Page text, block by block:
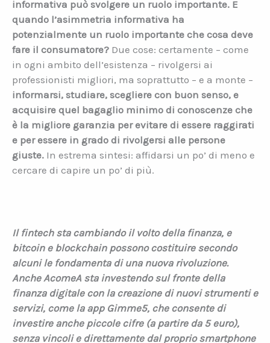
informativa può svolgere un ruolo importante. E
quando l’asimmetria informativa ha
potenzialmente un ruolo importante che cosa deve
fare il consumatore? Due cose: certamente – come
in ogni ambito dell’esistenza – rivolgersi ai
professionisti migliori, ma soprattutto – e a monte –
informarsi, studiare, scegliere con buon senso, e
acquisire quel bagaglio minimo di conoscenze che
è la migliore garanzia per evitare di essere raggirati
e per essere in grado di rivolgersi alle persone
giuste. In estrema sintesi: affidarsi un po’ di meno e
cercare di capire un po’ di più.
Il fintech sta cambiando il volto della finanza, e
bitcoin e blockchain possono costituire secondo
alcuni le fondamenta di una nuova rivoluzione.
Anche AcomeA sta investendo sul fronte della
finanza digitale con la creazione di nuovi strumenti e
servizi, come la app Gimme5, che consente di
investire anche piccole cifre (a partire da 5 euro),
senza vincoli e direttamente dal proprio smartphone